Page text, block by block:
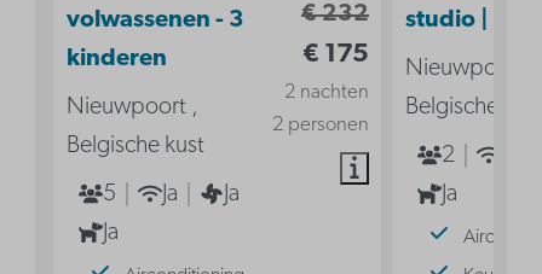
€ 232
€ 175
2 nachten
2 personen
volwassenen - 3
kinderen
Nieuwpoort ,
Belgische kust
5
Ja
Ja
Ja
studio | 2p
Nieuwpoort ,
Belgische
2
Ja